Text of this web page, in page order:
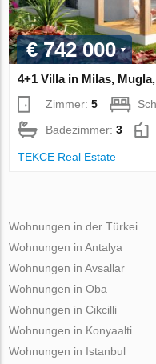
€ 742 000
4+1 Villa in Milas,
Zimmer:5
Badezimmer:3
TEKCE Real Estate
Wohnungen in der Türkei
Wohnungen in Antalya
Wohnungen in Avsallar
Wohnungen in Oba
Wohnungen in Cikcilli
Wohnungen in Konyaalti
Wohnungen in Istanbul